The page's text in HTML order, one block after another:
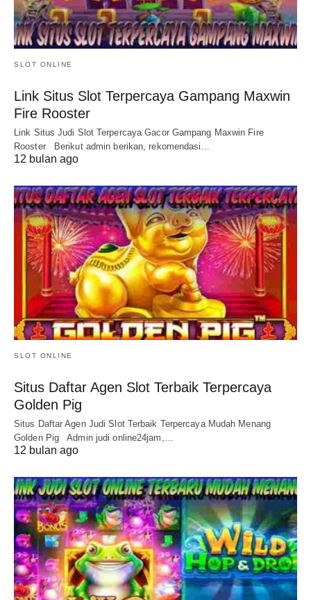
SLOT ONLINE
Link Situs Slot Terpercaya Gampang Maxwin
Fire Rooster
Link Situs Judi Slot Terpercaya Gacor Gampang Maxwin Fire
Rooster Berikut admin berikan, rekomendasi…
12 bulan ago
SLOT ONLINE
Situs Daftar Agen Slot Terbaik Terpercaya
Golden Pig
Situs Daftar Agen Judi Slot Terbaik Terpercaya Mudah Menang
Golden Pig Admin judi online24jam,…
12 bulan ago